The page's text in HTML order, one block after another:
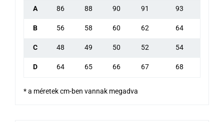
A 86 88 90 91 93
B 56 58 60 62 64
C 48 49 50 52 54
D 64 65 66 67 68
* a méretek cm-ben vannak megadva